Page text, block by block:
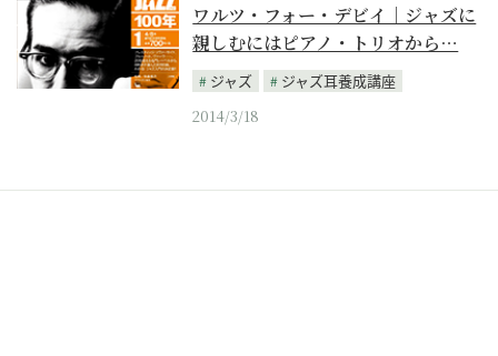
ワルツ・フォー・デビイ｜ジャズに
親しむにはピアノ・トリオから…
ジャズ
ジャズ耳養成講座
2014/3/18